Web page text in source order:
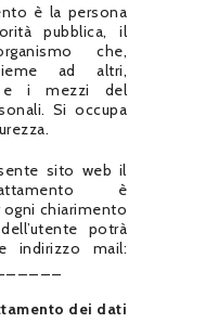
è la persona
pubblica, il
che,
ad altri,
e i mezzi del
Si occupa
sito web il
è
chiarimento
potrà
indirizzo mail:
dei dati